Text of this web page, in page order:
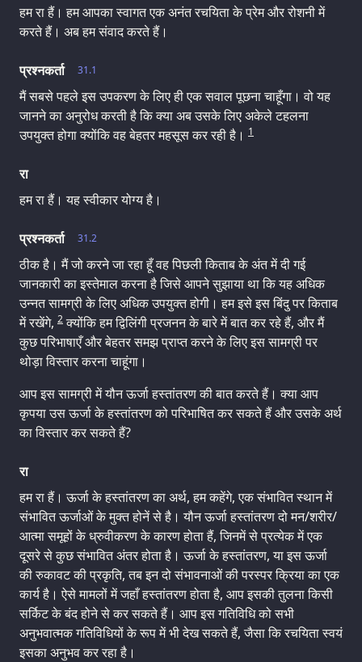
हम रा हैं। हम आपका स्वागत एक अनंत रचयिता के प्रेम और रोशनी में
करते हैं। अब हम संवाद करते हैं।
31.1
प्रश्नकर्ता
मैं सबसे पहले इस उपकरण के लिए ही एक सवाल पूछना चाहूँगा। वो यह
जानने का अनुरोध करती है कि क्या अब उसके लिए अकेले टहलना
उपयुक्त होगा क्योंकि वह बेहतर महसूस कर रही है। 1
रा
हम रा हैं। यह स्वीकार योग्य है।
31.2
प्रश्नकर्ता
ठीक है। मैं जो करने जा रहा हूँ वह पिछली किताब के अंत में दी गई
जानकारी का इस्तेमाल करना है जिसे आपने सुझाया था कि यह अधिक
उन्नत सामग्री के लिए अधिक उपयुक्त होगी। हम इसे इस बिंदु पर किताब
में रखेंगे, 2क्योंकि हम द्विलिंगी प्रजनन के बारे में बात कर रहे हैं, और मैं
कुछ परिभाषाएँ और बेहतर समझ प्राप्त करने के लिए इस सामग्री पर
थोड़ा विस्तार करना चाहूंगा।
आप इस सामग्री में यौन ऊर्जा हस्तांतरण की बात करते हैं। क्या आप
कृपया उस ऊर्जा के हस्तांतरण को परिभाषित कर सकते हैं और उसके अर्थ
का विस्तार कर सकते हैं?
रा
हम रा हैं। ऊर्जा के हस्तांतरण का अर्थ, हम कहेंगे, एक संभावित स्थान में
संभावित ऊर्जाओं के मुक्त होनें से है। यौन ऊर्जा हस्तांतरण दो मन/शरीर/
आत्मा समूहों के ध्रुवीकरण के कारण होता हैं, जिनमें से प्रत्येक में एक
दूसरे से कुछ संभावित अंतर होता है। ऊर्जा के हस्तांतरण, या इस ऊर्जा
की रुकावट की प्रकृति, तब इन दो संभावनाओं की परस्पर क्रिया का एक
कार्य है। ऐसे मामलों में जहाँ हस्तांतरण होता है, आप इसकी तुलना किसी
सर्किट के बंद होने से कर सकते हैं। आप इस गतिविधि को सभी
अनुभवात्मक गतिविधियों के रूप में भी देख सकते हैं, जैसा कि रचयिता स्वयं
इसका अनुभव कर रहा है।